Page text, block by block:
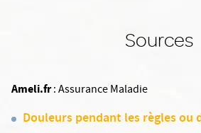
Sources
Ameli.fr: Assurance Maladie
Douleurs pendant les règles ou